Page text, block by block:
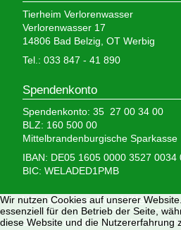
Tierheim Verlorenwasser
Verlorenwasser 17
14806 Bad Belzig, OT Werbig
Tel.: 033 847 - 41 890
Spendenkonto
Spendenkonto: 35 27 00 34 00
BLZ: 160 500 00
Mittelbrandenburgische Sparkasse
IBAN: DE05 1605 0000 3527 0034
BIC: WELADED1PMB
Wir brauchen Ihre Hilfe,
denn wir erhalten keinerlei
Wir nutzen Cookies auf unserer
essenziell für den Betrieb der Seite,
diese Website und die Nutzererfahrung